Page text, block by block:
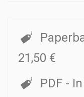
21,50 €
PDF -